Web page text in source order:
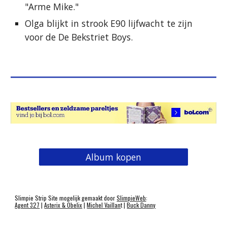
"Arme Mike."
Olga blijkt in strook E90 lijfwacht te zijn
voor de De Bekstriet Boys.
Album kopen
Slimpie Strip Site mogelijk gemaakt doorSlimpieWeb:
Agent 327 |Asterix & Obelix|Michel Vaillant |Buck Danny